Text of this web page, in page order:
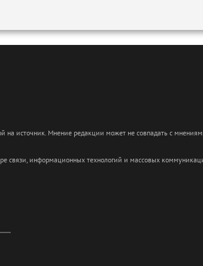
на источник. Мнение редакции может не совпадать с
связи, информационных технологий и массовых